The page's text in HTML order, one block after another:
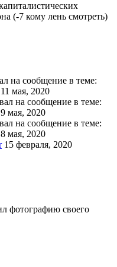
(-7 кому лень смотреть)
на сообщение в теме:
11 мая, 2020
на сообщение в теме:
9 мая, 2020
на сообщение в теме:
8 мая, 2020
15 февраля, 2020
фотографию своего